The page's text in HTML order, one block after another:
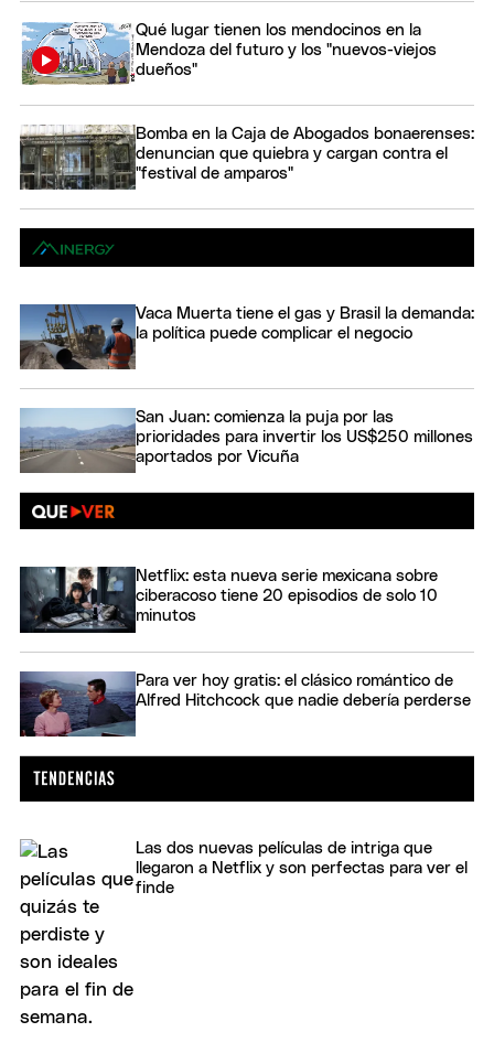
Qué lugar tienen los mendocinos en la
Mendoza del futuro y los "nuevos-viejos
dueños"
Bomba en la Caja de Abogados bonaerenses:
denuncian que quiebra y cargan contra el
"festival de amparos"
Vaca Muerta tiene el gas y Brasil la demanda:
la política puede complicar el negocio
San Juan: comienza la puja por las
prioridades para invertir los US$250 millones
aportados por Vicuña
Netflix: esta nueva serie mexicana sobre
ciberacoso tiene 20 episodios de solo 10
minutos
Para ver hoy gratis: el clásico romántico de
Alfred Hitchcock que nadie debería perderse
Las dos nuevas películas de intriga que
llegaron a Netflix y son perfectas para ver el
finde